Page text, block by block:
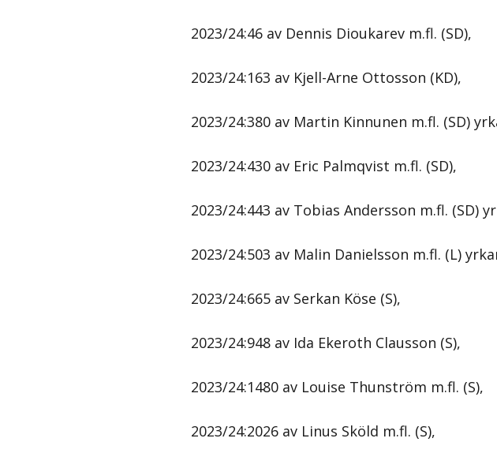
2023/24:46 av Dennis Dioukarev m.fl. (SD),
2023/24:163 av Kjell-Arne Ottosson (KD),
2023/24:380 av Martin Kinnunen m.fl. (SD)
2023/24:430 av Eric Palmqvist m.fl. (SD),
2023/24:443 av Tobias Andersson m.fl. (SD)
2023/24:503 av Malin Danielsson m.fl. (L)
2023/24:665 av Serkan Köse (S),
2023/24:948 av Ida Ekeroth Clausson (S),
2023/24:1480 av Louise Thunström m.fl. (S),
2023/24:2026 av Linus Sköld m.fl. (S),